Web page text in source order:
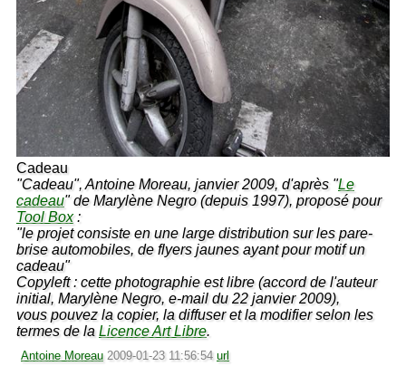
Cadeau
"Cadeau", Antoine Moreau, janvier 2009, d'après "Le
cadeau" de Marylène Negro (depuis 1997), proposé pour
Tool Box:
"le projet consiste en une large distribution sur les pare-
brise automobiles, de flyers jaunes ayant pour motif un
cadeau"
Copyleft : cette photographie est libre (accord de l'auteur
initial, Marylène Negro, e-mail du 22 janvier 2009),
vous pouvez la copier, la diffuser et la modifier selon les
termes de laLicence Art Libre.
Antoine Moreau 2009-01-23 11:56:54 url